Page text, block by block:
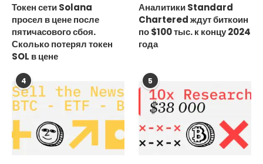
Токен сети Solana
просел в цене после
пятичасового сбоя.
Сколько потерял токен
SOL в цене
Аналитики Standard
Chartered ждут биткоин
по $100 тыс. к концу 2024
года
4 5